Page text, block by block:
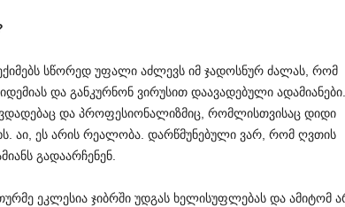
სწორედ უფალი აძლევს იმ ჯადოსნურ ძალას, რომ
და განკურნონ ვირუსით დაავადებული ადამიანები.
და პროფესიონალიზმიც, რომლისთვისაც დიდი
აი, ეს არის რეალობა. დარწმუნებული ვარ, რომ ღვთის
გადაარჩენენ.
ეკლესია ჯიბრში უდგას ხელისუფლებას და ამიტომ